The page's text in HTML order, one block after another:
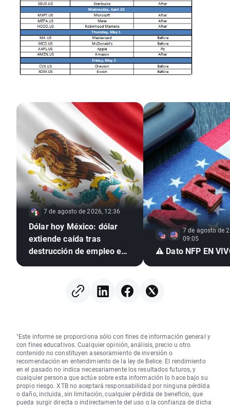
7 de agosto de 2026, 12:36
Dólar hoy México: dólar
extiende caída tras
destrucción de empleo en
7 de agosto de
09:05
⚠️ Dato NFP EN
"Este informe se proporciona sólo con fines de información general y
con fines educativos. Cualquier opinión, análisis, precio u otro
contenido no constituyen asesoramiento de inversión o
recomendación en entendimiento de la ley de Belice. El rendimiento
en el pasado no indica necesariamente los resultados futuros, y
cualquier persona que actúe sobre esta información lo hace bajo su
propio riesgo. XTB no aceptará responsabilidad por ninguna pérdida
o daño, incluida, sin limitación, cualquier pérdida de beneficio, que
pueda surgir directa o indirectamente del uso o la confianza de dicha